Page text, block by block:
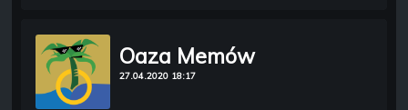
Oaza Memów
27.04.2020 18:17